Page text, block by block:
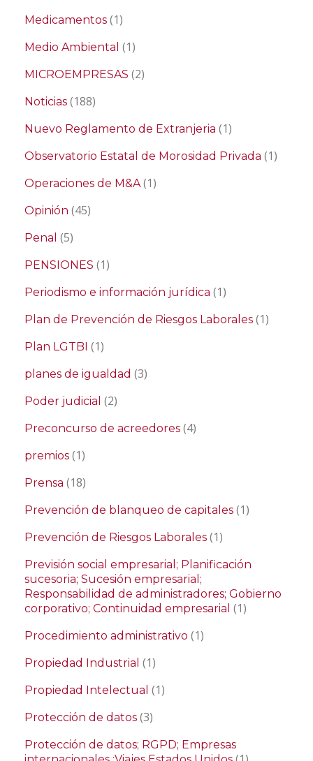
Medicamentos (1)
Medio Ambiental (1)
MICROEMPRESAS (2)
Noticias (188)
Nuevo Reglamento de Extranjeria (1)
Observatorio Estatal de Morosidad Privada (1)
Operaciones de M&A(1)
Opinión (45)
Penal (5)
PENSIONES (1)
Periodismo e información jurídica (1)
Plan de Prevención de Riesgos Laborales (1)
Plan LGTBI (1)
planes de igualdad (3)
Poder judicial (2)
Preconcurso de acreedores (4)
premios (1)
Prensa (18)
Prevención de blanqueo de capitales (1)
Prevención de Riesgos Laborales (1)
Previsión social empresarial; Planificación
sucesoria; Sucesión empresarial;
Responsabilidad de administradores; Gobierno
corporativo; Continuidad empresarial (1)
Procedimiento administrativo (1)
Propiedad Industrial (1)
Propiedad Intelectual (1)
Protección de datos (3)
Protección de datos; RGPD; Empresas